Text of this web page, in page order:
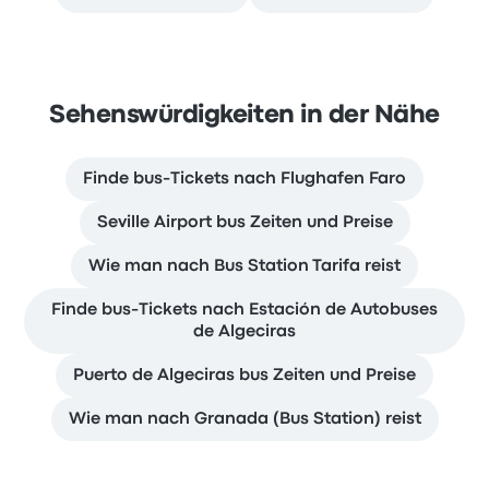
Sehenswürdigkeiten in der Nähe
Finde bus-Tickets nach Flughafen Faro
Seville Airport bus Zeiten und Preise
Wie man nach Bus Station Tarifa reist
Finde bus-Tickets nach Estación de Autobuses
de Algeciras
Puerto de Algeciras bus Zeiten und Preise
Wie man nach Granada (Bus Station) reist